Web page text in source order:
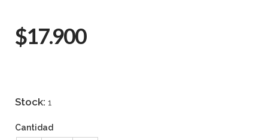
$17.900
Stock: 1
Cantidad